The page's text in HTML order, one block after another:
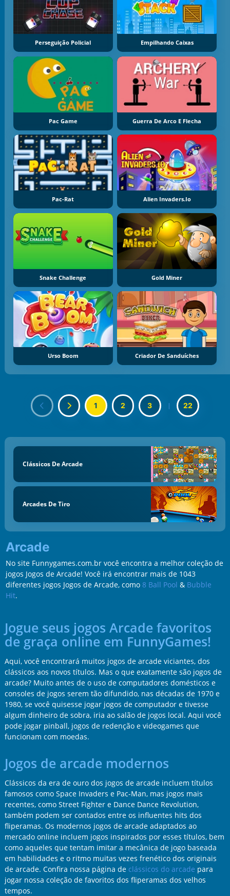
Perseguição Policial Empilhando Caixas
Pac Game Guerra De Arco E Flecha
Pac-Rat Alien Invaders.io
Snake Challenge Gold Miner
Urso Boom Criador De Sanduíches
1 2 3 | 22
Clássicos De Arcade
Arcades De Tiro
Arcade
No site Funnygames.com.br você encontra a melhor coleção de
jogos Jogos de Arcade! Você irá encontrar mais de 1043
diferentes jogos Jogos de Arcade, como 8 Ball Pool & Bubble
Hit.
Jogue seus jogos Arcade favoritos
de graça online em FunnyGames!
Aqui, você encontrará muitos jogos de arcade viciantes, dos
clássicos aos novos títulos. Mas o que exatamente são jogos de
arcade? Muito antes de o uso de computadores domésticos e
consoles de jogos serem tão difundido, nas décadas de 1970 e
1980, se você quisesse jogar jogos de computador e tivesse
algum dinheiro de sobra, iria ao salão de jogos local. Aqui você
pode jogar pinball, jogos de redenção e videogames que
funcionam com moedas.
Jogos de arcade modernos
Clássicos da era de ouro dos jogos de arcade incluem títulos
famosos como Space Invaders e Pac-Man, mas jogos mais
recentes, como Street Fighter e Dance Dance Revolution,
também podem ser contados entre os influentes hits dos
fliperamas. Os modernos jogos de arcade adaptados ao
mercado online incluem jogos inspirados por esses títulos, bem
como aqueles que tentam imitar a mecânica de jogo baseada
em habilidades e o ritmo muitas vezes frenético dos originais
de arcade. Confira nossa página de clássicos do arcade para
jogar nossa coleção de favoritos dos fliperamas dos velhos
tempos.